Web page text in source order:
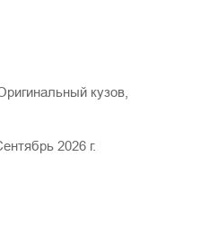
кузов,
2026 г.